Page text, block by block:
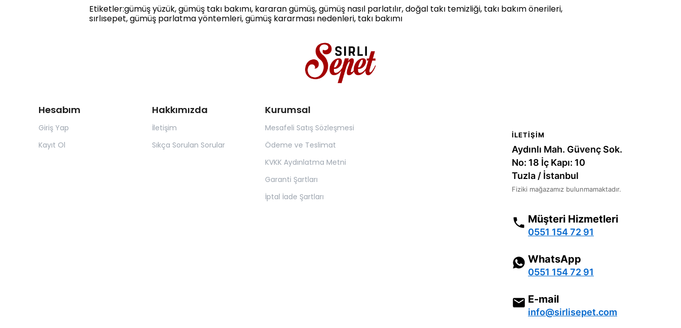
Etiketler:gümüş yüzük, gümüş takı bakımı, kararan gümüş, gümüş nasıl parlatılır, doğal takı temizliği, takı bakım önerileri,
sırlısepet, gümüş parlatma yöntemleri, gümüş kararması nedenleri, takı bakımı
Hesabım
Giriş Yap
Kayıt Ol
Hakkımızda
İletişim
Sıkça Sorulan Sorular
Kurumsal
Mesafeli Satış Sözleşmesi
Ödeme ve Teslimat
KVKK Aydınlatma Metni
Garanti Şartları
İptal İade Şartları
İLETIŞIM
Aydınlı Mah. Güvenç Sok.
No: 18 İç Kapı: 10
Tuzla / İstanbul
Fiziki mağazamız bulunmamaktadır.
Müşteri Hizmetleri
0551 154 72 91
WhatsApp
0551 154 72 91
E-mail
info@sirlisepet.com